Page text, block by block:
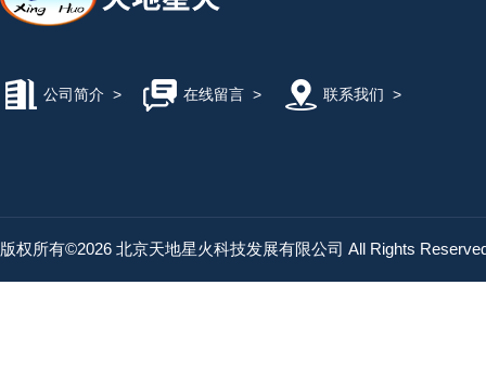
公司简介 > 在线留言> 联系我们 >
版权所有©2026 北京天地星火科技发展有限公司 All Rights